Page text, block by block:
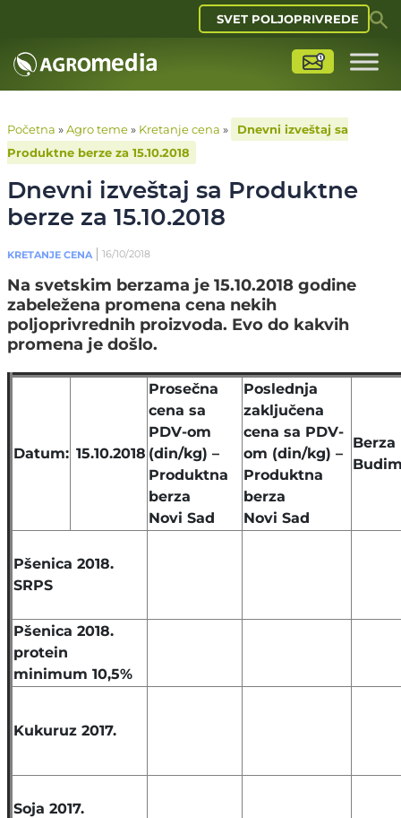
SVET POLJOPRIVREDE
Početna »Agro teme» Kretanje cena »
Dnevni izveštaj sa
Produktne berze za 15.10.2018
Dnevni izveštaj sa Produktne
berze za 15.10.2018
KRETANJE CENA 16/10/2018
Na svetskim berzama je 15.10.2018 godine
zabeležena promena cena nekih
poljoprivrednih proizvoda. Evo do kakvih
promena je došlo.
Datum: 15.10.2018
Prosečna
cena sa
PDV-om
(din/kg) –
Produktna
berza
Novi Sad
Poslednja
zaključena
cena sa PDV-
om (din/kg) –
Produktna
berza
Novi Sad
Berza
Pšenica 2018.
SRPS
Pšenica 2018.
protein
minimum 10,5%
Kukuruz 2017.
Soja 2017.